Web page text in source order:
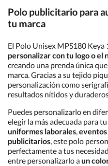
Polo publicitario para
tu marca
El Polo Unisex MPS180 Keya
personalizar con tu logo o el
creando una prenda única
marca. Gracias a su tejido
personalización como
resultados nítidos y
Puedes personalizarlo en
elegir la más adecuada para
uniformes laborales,
publicitarios, este polo
perfectamente a tus
entre personalizarlo aun